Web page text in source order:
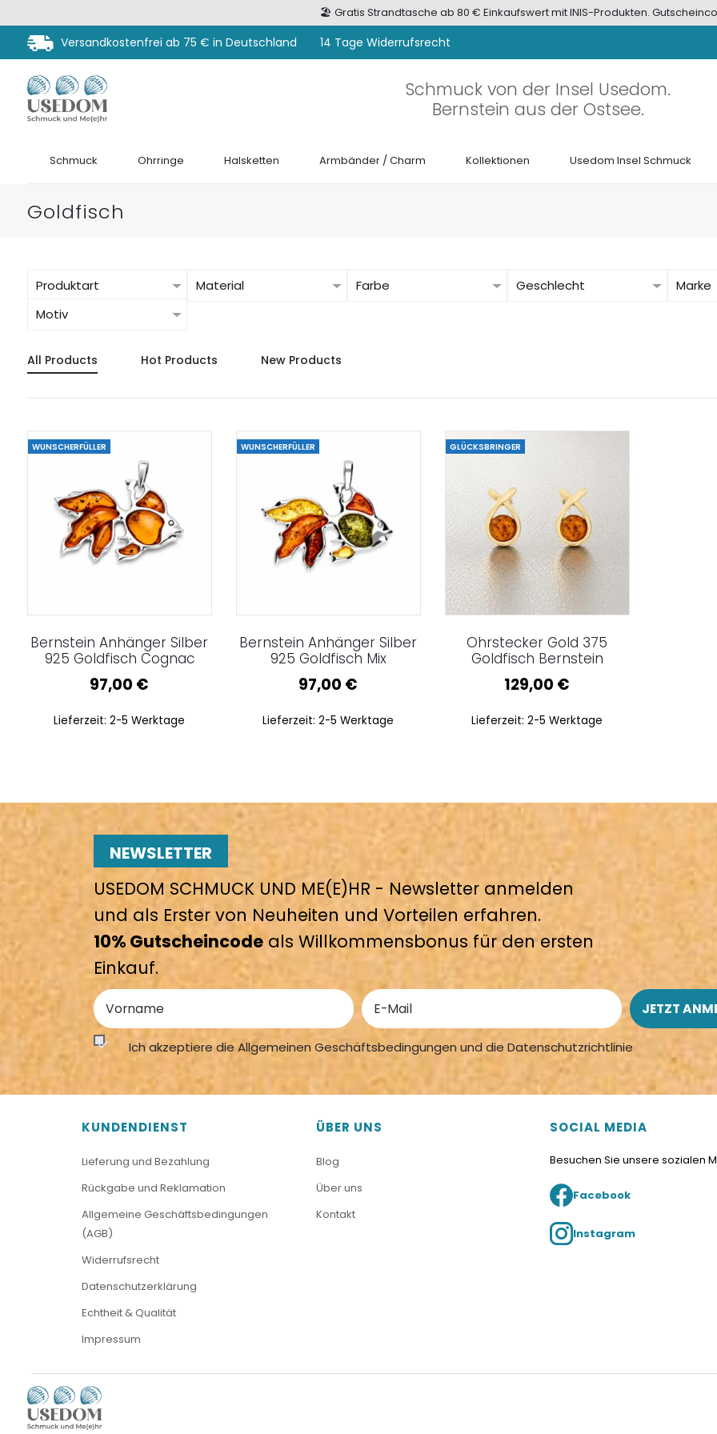
🏖️ Gratis Strandtasche ab 80 € Einkaufswert mit INIS-Produkten.
Versandkostenfrei ab 75 € in Deutschland 14 Tage Widerrufsrecht
Schmuck von der Insel Usedom.
Bernstein aus der Ostsee.
Schmuck Ohrringe Halsketten Armbänder / Charm Kollektionen Usedom Insel Schmuck
Goldfisch
Produktart Material Farbe Geschlecht Marke
Motiv
All Products Hot Products New Products
WUNSCHERFÜLLER
Bernstein Anhänger Silber
925 Goldfisch Cognac
97,00 €
Lieferzeit:2-5 Werktage
WUNSCHERFÜLLER
Bernstein Anhänger Silber
925 Goldfisch Mix
97,00 €
Lieferzeit:2-5 Werktage
GLÜCKSBRINGER
Ohrstecker Gold 375
Goldfisch Bernstein
129,00 €
Lieferzeit:2-5 Werktage
NEWSLETTER
USEDOM SCHMUCK UND ME(E)HR - Newsletter anmelden
und als Erster von Neuheiten und Vorteilen erfahren.
10% Gutscheincode als Willkommensbonus für den ersten
Einkauf.
Ich akzeptiere die Allgemeinen Geschäftsbedingungen und die Datenschutzrichtlinie
KUNDENDIENST
Lieferung und Bezahlung
Rückgabe und Reklamation
Allgemeine Geschäftsbedingungen
(AGB)
Widerrufsrecht
Datenschutzerklärung
Echtheit & Qualität
Impressum
ÜBER UNS
Blog
Über uns
Kontakt
SOCIAL MEDIA
Besuchen Sie unsere sozialen
Facebook
Instagram